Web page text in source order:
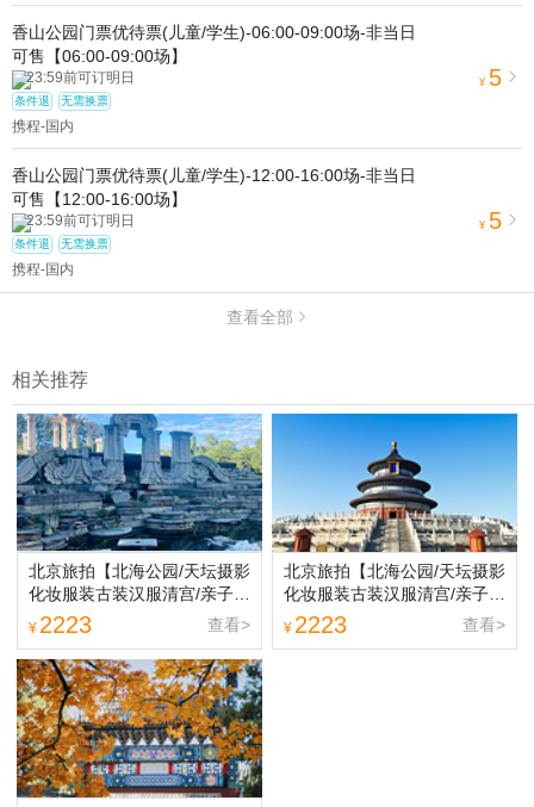
香山公园门票优待票(儿童/学生)-06:00-09:00场-非当日
可售【06:00-09:00场】
23:59前可订明日
条件退 无需换票
携程-国内
¥ 5 
香山公园门票优待票(儿童/学生)-12:00-16:00场-非当日
可售【12:00-16:00场】
23:59前可订明日
条件退 无需换票
携程-国内
¥ 5 
查看全部 
相关推荐
北京旅拍【北海公园/天坛摄影
化妆服装古装汉服清宫/亲子闺
蜜情侣写真】
¥ 2223 查看>
北京旅拍【北海公园/天坛摄影
化妆服装古装汉服清宫/亲子闺
蜜情侣写真】
¥ 2223 查看>